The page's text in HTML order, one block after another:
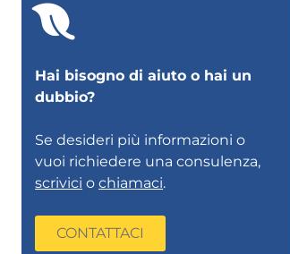
Hai bisogno di aiuto o hai un
dubbio?
Se desideri più informazioni o
vuoi richiedere una consulenza,
scrivici ochiamaci.
CONTATTACI